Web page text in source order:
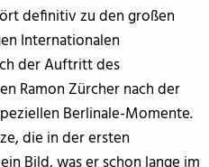
definitiv zu den großen
Internationalen
der Auftritt des
Ramon Zürcher nach der
Berlinale-Momente.
die in der ersten